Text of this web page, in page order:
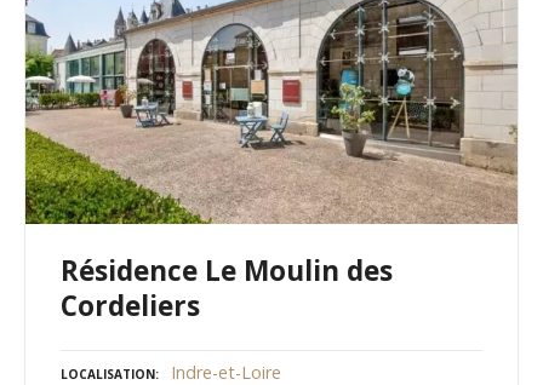
Résidence Le Moulin des
Cordeliers
LOCALISATION Indre-et-Loire